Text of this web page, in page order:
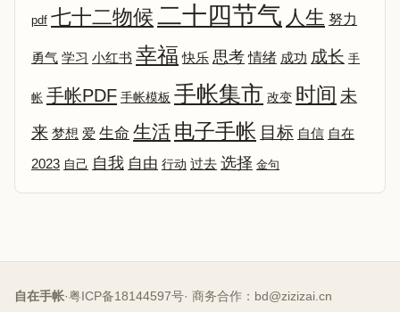
pdf 七十二物候二十四节气 人生 努力
勇气 学习 小红书 幸福 快乐 思考 情绪 成功 成长 手
帐 手帐PDF 手帐模板 手帐集市 改变 时间 未
来 梦想 爱 生命 生活 电子手帐 目标 自信 自在
2023 自己 自我 自由 行动 过去 选择 金句
自在手帐·粤ICP备18144597号· 商务合作： bd@zizizai.cn